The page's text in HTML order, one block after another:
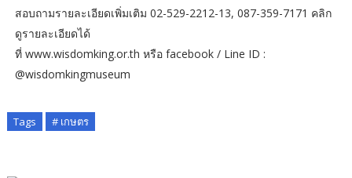
สอบถามรายละเอียดเพิ่มเติม 02-529-2212-13, 087-359-7171 คลิก
ดูรายละเอียดได้
ที่ www.wisdomking.or.th หรือ facebook / Line ID :
@wisdomkingmuseum
Tags # เกษตร